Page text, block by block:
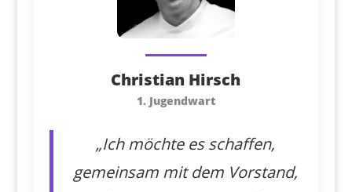
Christian Hirsch
1. Jugendwart
„Ich möchte es schaffen,
gemeinsam mit dem Vorstand,